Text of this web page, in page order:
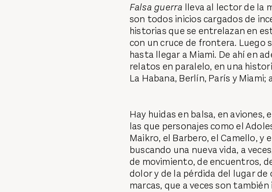
Falsa guerra lleva al lector de la
son todos inicios cargados de
historias que se entrelazan en
con un cruce de frontera. Luego
hasta llegar a Miami. De ahí en
relatos en paralelo, en una
La Habana, Berlín, París y Miami;
Hay huidas en balsa, en
las que personajes como el
Maikro, el Barbero, el Camello, y
buscando una nueva vida, a
de movimiento, de encuentros,
dolor y de la pérdida del lugar de
marcas, que a veces son